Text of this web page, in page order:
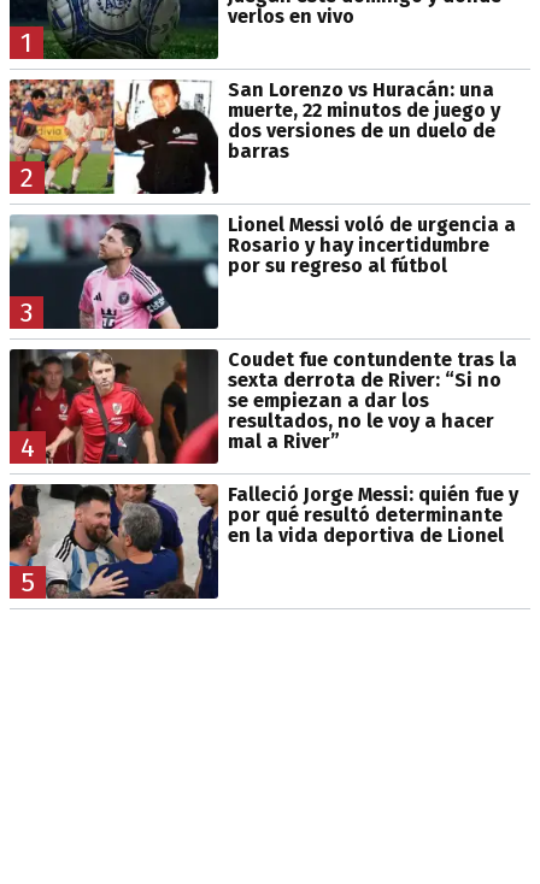
1
verlos en vivo
2
San Lorenzo vs Huracán: una
muerte, 22 minutos de juego y
dos versiones de un duelo de
barras
3
Lionel Messi voló de urgencia a
Rosario y hay incertidumbre
por su regreso al fútbol
4
Coudet fue contundente tras la
sexta derrota de River: “Si no
se empiezan a dar los
resultados, no le voy a hacer
mal a River”
5
Falleció Jorge Messi: quién fue y
por qué resultó determinante
en la vida deportiva de Lionel